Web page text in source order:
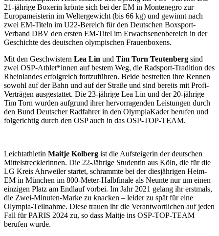
21-jährige Boxerin krönte sich bei der EM in Montenegro zur
Europameisterin im Weltergewicht (bis 66 kg) und gewinnt nach
zwei EM-Titeln im U22-Bereich für den Deutschen Boxsport-
Verband DBV den ersten EM-Titel im Erwachsenenbereich in der
Geschichte des deutschen olympischen Frauenboxens.
Mit den Geschwistern Lea Lin und Tim Torn Teutenberg sind
zwei OSP-Athlet*innen auf bestem Weg, die Radsport-Tradition des
Rheinlandes erfolgreich fortzuführen. Beide bestreiten ihre Rennen
sowohl auf der Bahn und auf der Straße und sind bereits mit Profi-
Verträgen ausgestattet. Die 23-jährige Lea Lin und der 20-jährige
Tim Torn wurden aufgrund ihrer hervorragenden Leistungen durch
den Bund Deutscher Radfahrer in den OlympiaKader berufen und
folgerichtig durch den OSP auch in das OSP-TOP-TEAM.
Leichtathletin Maitje Kolberg ist die Aufsteigerin der deutschen
Mittelstrecklerinnen. Die 22-Jährige Studentin aus Köln, die für die
LG Kreis Ahrweiler startet, schrammte bei der diesjährigen Heim-
EM in München im 800-Meter-Halbfinale als Neunte nur um einen
einzigen Platz am Endlauf vorbei. Im Jahr 2021 gelang ihr erstmals,
die Zwei-Minuten-Marke zu knacken – leider zu spät für eine
Olympia-Teilnahme. Diese trauen ihr die Verantwortlichen auf jeden
Fall für PARIS 2024 zu, so dass Maitje ins OSP-TOP-TEAM
berufen wurde.